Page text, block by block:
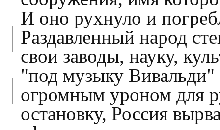
И оно рухнуло и
Раздавленный народ
свои заводы, науку,
"под музыку
огромным уроном для
остановку, Россия